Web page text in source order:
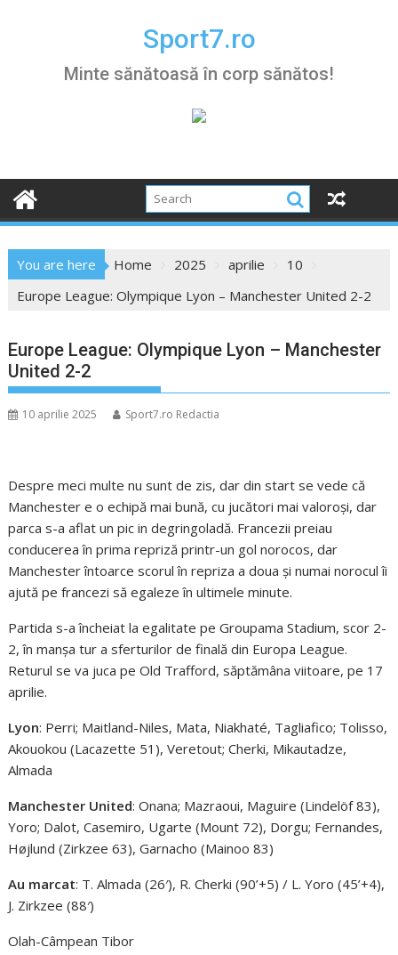
Sport7.ro
Minte sănătoasă în corp sănătos!
You are here Home 2025 aprilie
10
Europe League: Olympique Lyon – Manchester United 2-2
Europe League: Olympique Lyon – Manchester
United 2-2
10 aprilie 2025 Sport7.ro Redactia
Despre meci multe nu sunt de zis, dar din start se vede că
Manchester e o echipă mai bună, cu jucători mai valoroşi, dar
parca s-a aflat un pic in degringoladă. Francezii preiau
conducerea în prima repriză printr-un gol norocos, dar
Manchester întoarce scorul în repriza a doua şi numai norocul îi
ajută pe francezi să egaleze în ultimele minute.
Partida s-a încheiat la egalitate pe Groupama Stadium, scor 2-
2, în manșa tur a sferturilor de finală din Europa League.
Returul se va juca pe Old Trafford, săptămâna viitoare, pe 17
aprilie.
Lyon: Perri; Maitland-Niles, Mata, Niakhaté, Tagliafico; Tolisso,
Akouokou (Lacazette 51), Veretout; Cherki, Mikautadze,
Almada
Manchester United: Onana; Mazraoui, Maguire (Lindelöf 83),
Yoro; Dalot, Casemiro, Ugarte (Mount 72), Dorgu; Fernandes,
Højlund (Zirkzee 63), Garnacho (Mainoo 83)
Au marcat: T. Almada (26′), R. Cherki (90’+5) / L. Yoro (45’+4),
J. Zirkzee (88′)
Olah-Câmpean Tibor